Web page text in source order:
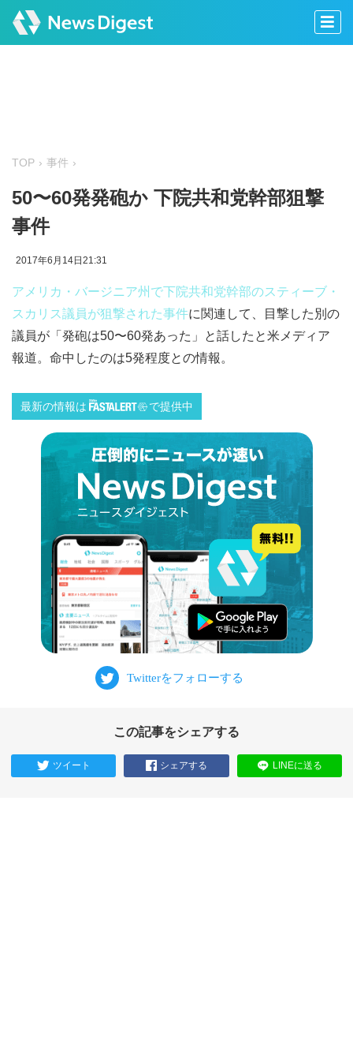
TOP 事件
50〜60発発砲か 下院共和党幹部狙撃
事件
2017年6月14日21:31
アメリカ・バージニア州で下院共和党幹部のスティーブ・
スカリス議員が狙撃された事件に関連して、目撃した別の
議員が「発砲は50〜60発あった」と話したと米メディア
報道。命中したのは5発程度との情報。
最新の情報は で提供中
この記事をシェアする
ツイート シェアする LINEに送る